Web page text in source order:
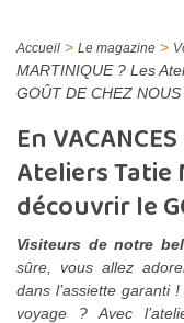
Accueil > Le magazine >
MARTINIQUE ? Les
GOÛT DE CHEZ NOUS
En
Ateliers
découvrir le
Visiteurs de notre
sûre, vous allez
dans l’assiette garanti
voyage ? Avec